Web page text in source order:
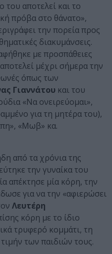
αποτελεί και το
πρόβα στο θάνατο»,
την πορεία προς
διακυμάνσεις.
με προσπάθειες
μέχρι σήμερα την
όπως των
Γιαννάτου και του
«Να ονειρεύομαι»,
για τη μητέρα του),
«Μωβ» κα.
από τα χρόνια της
την γυναίκα του
απέκτησε μία κόρη, την
για να την «αφιερώσει
Λευτέρη
κόρη με το ίδιο
τρυφερό κομμάτι, τη
των παιδιών τους.